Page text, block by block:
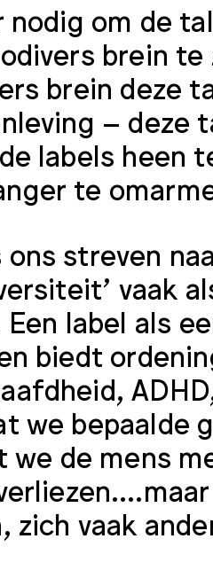
nodig om de
brein
brein deze
– deze
labels heen
te
ons streven
vaak
label als
biedt
we bepaalde
we de mens
zich vaak